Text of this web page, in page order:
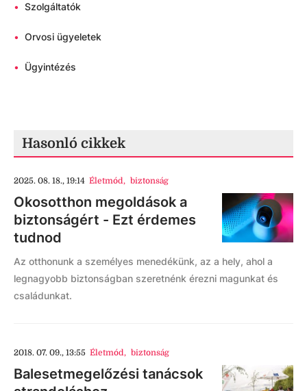
• Szolgáltatók
• Orvosi ügyeletek
• Ügyintézés
Hasonló cikkek
2025. 08. 18., 19:14 Életmód, biztonság
Okosotthon megoldások a
biztonságért - Ezt érdemes
tudnod
Az otthonunk a személyes menedékünk, az a hely, ahol a
legnagyobb biztonságban szeretnénk érezni magunkat és
családunkat.
2018. 07. 09., 13:55 Életmód, biztonság
Balesetmegelőzési tanácsok